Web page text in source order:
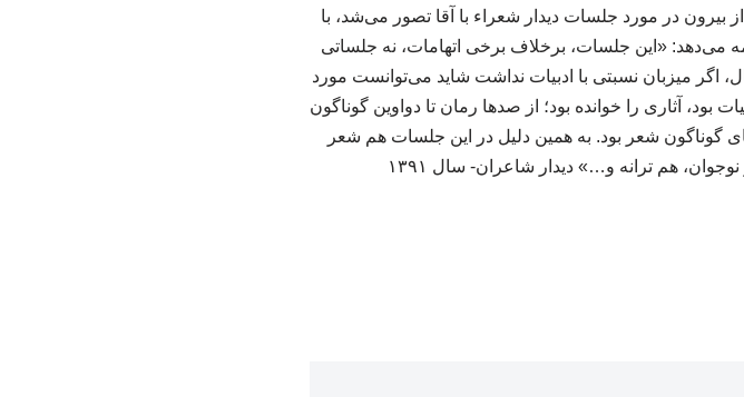
بیرون در مورد جلسات دیدار شعراء با آقا تصور می‌شد، با
«این جلسات، برخلاف برخی اتهامات، نه جلساتی
اگر میزبان نسبتی با ادبیات نداشت شاید می‌توانست مورد
بود، آثاری را خوانده بود؛ از صدها رمان تا دواوین گوناگون
گوناگون شعر بود. به همین دلیل در این جلسات هم شعر
هم ترانه و…» دیدار شاعران- سال ۱۳۹۱